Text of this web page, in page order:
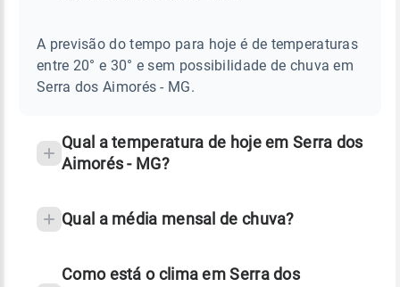
AIMORÉS
sobre
chuva
A previsão do tempo para hoje é de temperaturas
entre 20° e 30° e sem possibilidade de chuva em
Serra dos Aimorés - MG.
Qual a temperatura de hoje em Serra dos
Aimorés - MG?
Qual a média mensal de chuva?
Como está o clima em Serra dos